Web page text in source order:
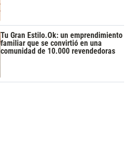
Tu Gran Estilo.Ok: un emprendimiento
familiar que se convirtió en una
comunidad de 10.000 revendedoras